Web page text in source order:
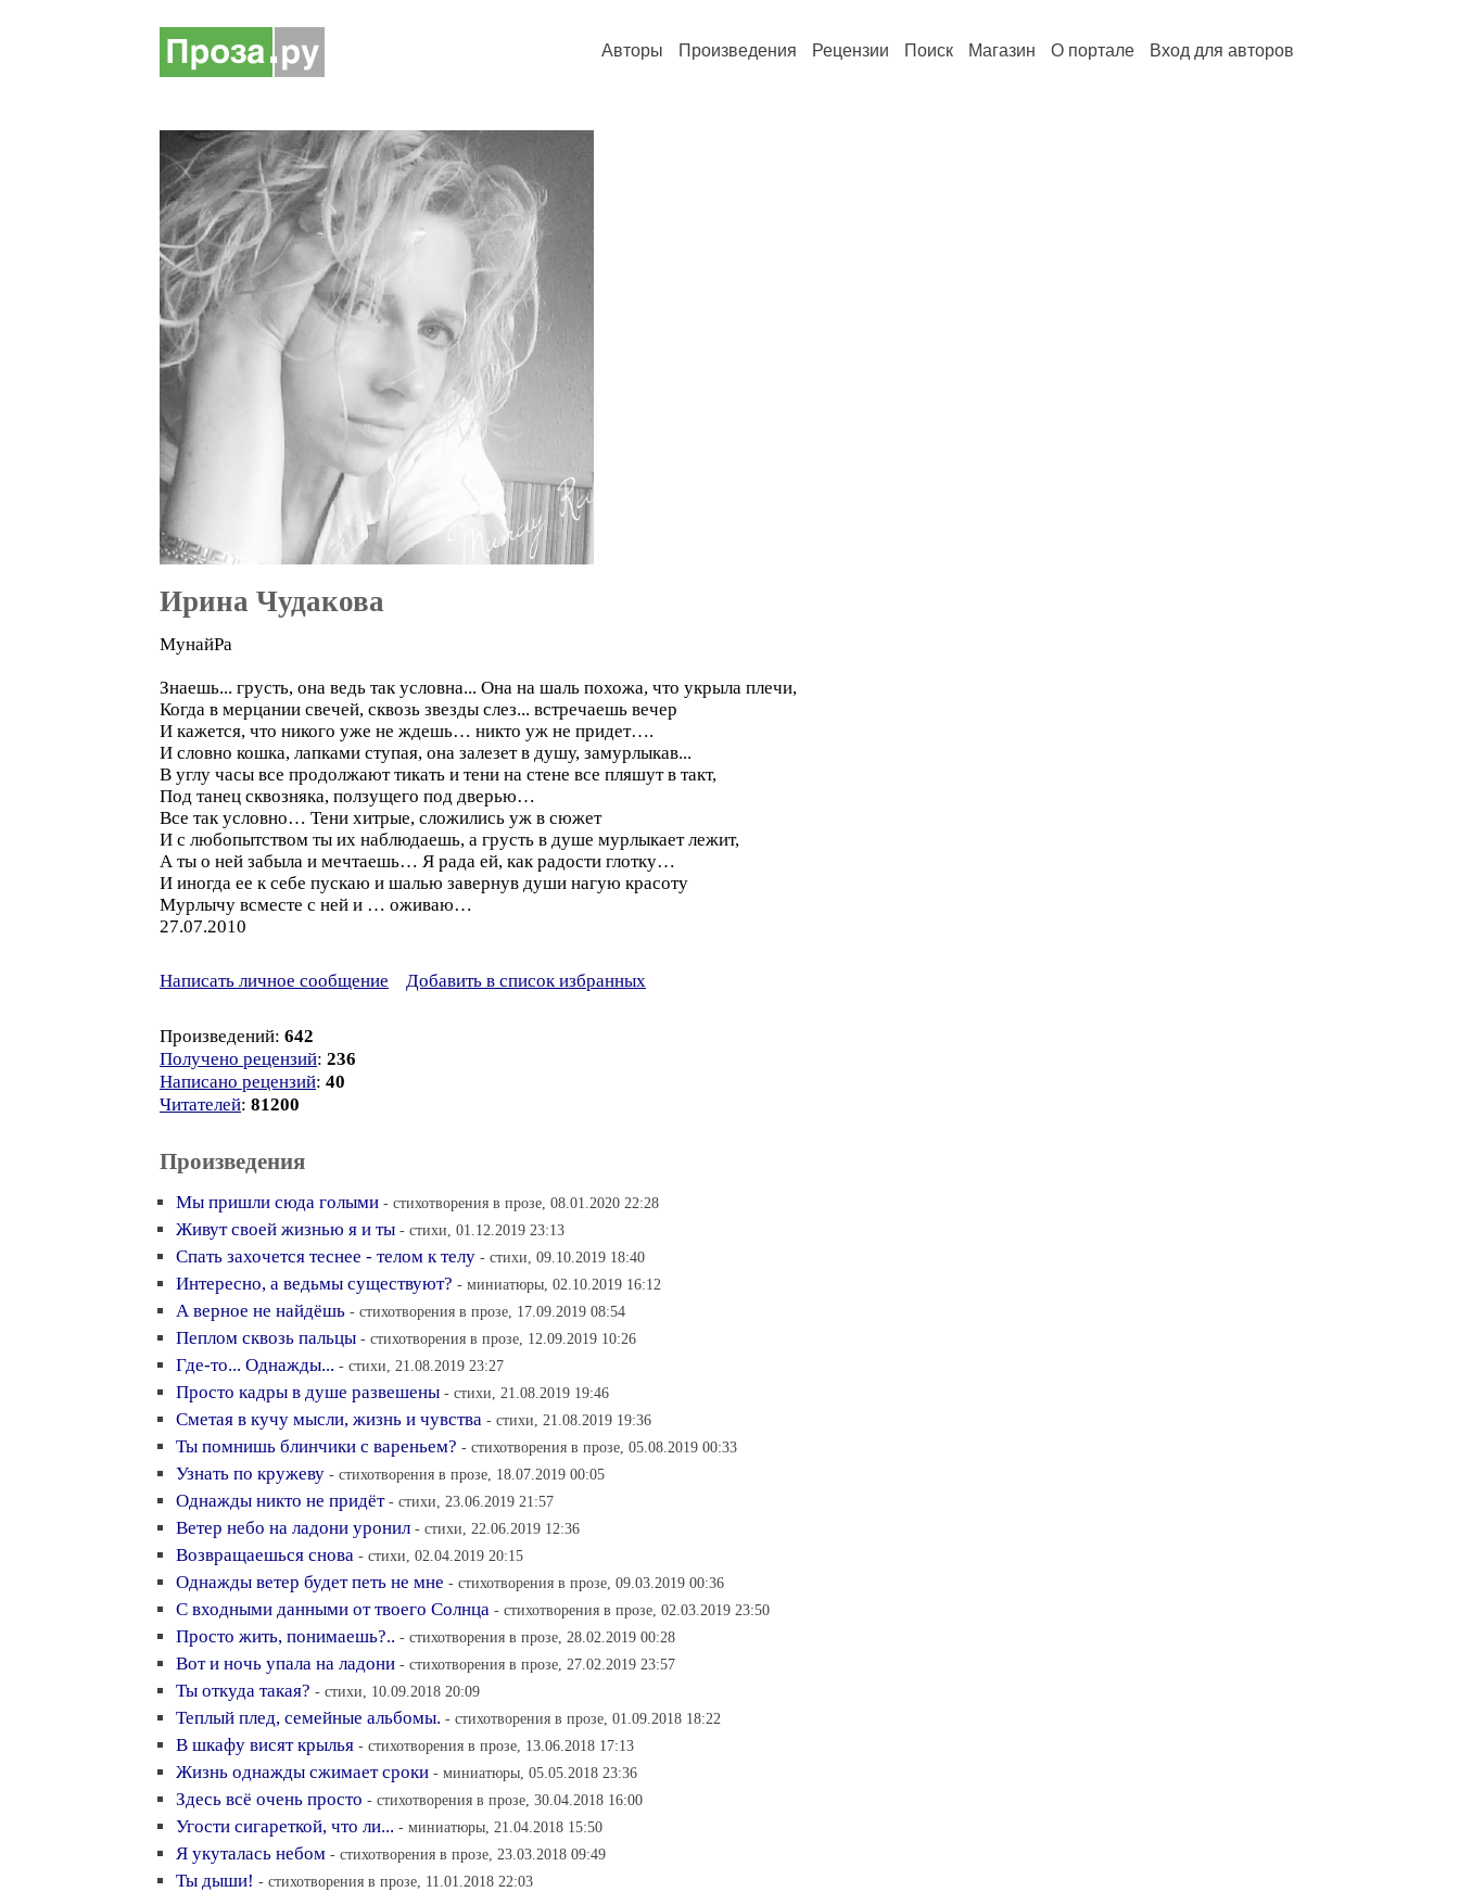
Авторы Произведения Рецензии Поиск Магазин О портале Вход для авторов
Ирина Чудакова
МунайРа
Знаешь... грусть, она ведь так условна... Она на шаль похожа, что укрыла плечи,
Когда в мерцании свечей, сквозь звезды слез... встречаешь вечер
И кажется, что никого уже не ждешь… никто уж не придет….
И словно кошка, лапками ступая, она залезет в душу, замурлыкав...
В углу часы все продолжают тикать и тени на стене все пляшут в такт,
Под танец сквозняка, ползущего под дверью…
Все так условно… Тени хитрые, сложились уж в сюжет
И с любопытством ты их наблюдаешь, а грусть в душе мурлыкает лежит,
А ты о ней забыла и мечтаешь… Я рада ей, как радости глотку…
И иногда ее к себе пускаю и шалью завернув души нагую красоту
Мурлычу всместе с ней и … оживаю…
27.07.2010
Написать личное сообщение Добавить в список избранных
Произведений: 642
Получено рецензий: 236
Написано рецензий: 40
Читателей: 81200
Произведения
Мы пришли сюда голыми - стихотворения в прозе, 08.01.2020 22:28
Живут своей жизнью я и ты - стихи, 01.12.2019 23:13
Спать захочется теснее - телом к телу - стихи, 09.10.2019 18:40
Интересно, а ведьмы существуют? - миниатюры, 02.10.2019 16:12
А верное не найдёшь - стихотворения в прозе, 17.09.2019 08:54
Пеплом сквозь пальцы - стихотворения в прозе, 12.09.2019 10:26
Где-то... Однажды... - стихи, 21.08.2019 23:27
Просто кадры в душе развешены - стихи, 21.08.2019 19:46
Сметая в кучу мысли, жизнь и чувства - стихи, 21.08.2019 19:36
Ты помнишь блинчики с вареньем? - стихотворения в прозе, 05.08.2019 00:33
Узнать по кружеву - стихотворения в прозе, 18.07.2019 00:05
Однажды никто не придёт - стихи, 23.06.2019 21:57
Ветер небо на ладони уронил - стихи, 22.06.2019 12:36
Возвращаешься снова - стихи, 02.04.2019 20:15
Однажды ветер будет петь не мне - стихотворения в прозе, 09.03.2019 00:36
С входными данными от твоего Солнца - стихотворения в прозе, 02.03.2019 23:50
Просто жить, понимаешь?.. - стихотворения в прозе, 28.02.2019 00:28
Вот и ночь упала на ладони - стихотворения в прозе, 27.02.2019 23:57
Ты откуда такая? - стихи, 10.09.2018 20:09
Теплый плед, семейные альбомы. - стихотворения в прозе, 01.09.2018 18:22
В шкафу висят крылья - стихотворения в прозе, 13.06.2018 17:13
Жизнь однажды сжимает сроки - миниатюры, 05.05.2018 23:36
Здесь всё очень просто - стихотворения в прозе, 30.04.2018 16:00
Угости сигареткой, что ли... - миниатюры, 21.04.2018 15:50
Я укуталась небом - стихотворения в прозе, 23.03.2018 09:49
Ты дыши! - стихотворения в прозе, 11.01.2018 22:03